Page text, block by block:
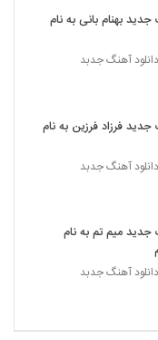
Puzzle Band
امین افتخاری با نام
کام دل
دانلود آهنگ امید آراد فکر تو (Omid Arad
بهنام بانی به نام
آهنگ جدبد
جدید فرزاد فرزین به نام
آهنگ جدبد
جدید میم تم به نام
آهنگ جدبد